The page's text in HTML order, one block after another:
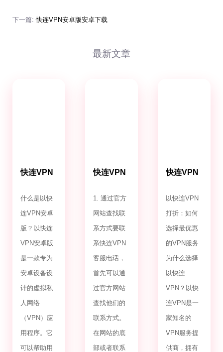
下一篇:快连VPN安卓版安卓下载
最新文章
快连VPN
什么是以快
连VPN安卓
版？以快连
VPN安卓版
是一款专为
安卓设备设
计的虚拟私
人网络
（VPN）应
用程序。它
可以帮助用
快连VPN
1. 通过官方
网站查找联
系方式要联
系快连VPN
客服电话，
首先可以通
过官方网站
查找他们的
联系方式。
在网站的底
部或者联系
快连VPN
以快连VPN
打折：如何
选择最优惠
的VPN服务
为什么选择
以快连
VPN？以快
连VPN是一
家知名的
VPN服务提
供商，拥有